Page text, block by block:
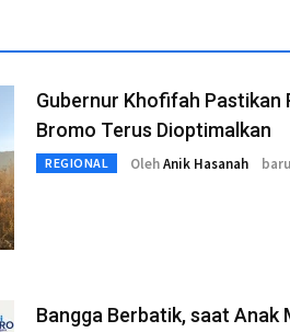
Gubernur Khofifah Pastikan
Bromo Terus Dioptimalkan
REGIONAL OlehAnik Hasanah
Bangga Berbatik, saat Anak